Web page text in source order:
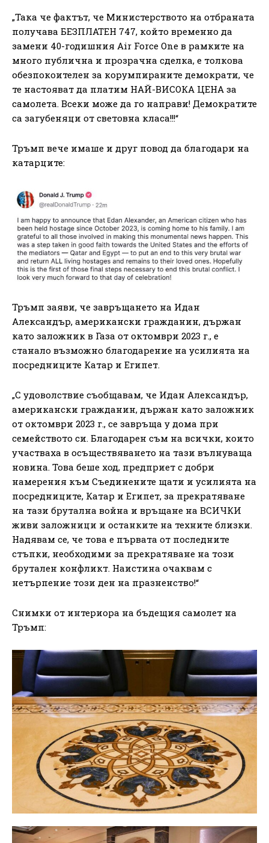
„Така че фактът, че Министерството на отбраната
получава БЕЗПЛАТЕН 747, който временно да
замени 40-годишния Air Force One в рамките на
много публична и прозрачна сделка, е толкова
обезпокоителен за корумпираните демократи, че
те настояват да платим НАЙ-ВИСОКА ЦЕНА за
самолета. Всеки може да го направи! Демократите
са загубеняци от световна класа!!!“
Тръмп вече имаше и друг повод да благодари на
катарците:
Тръмп заяви, че завръщането на Идан
Александър, американски гражданин, държан
като заложник в Газа от октомври 2023 г., е
станало възможно благодарение на усилията на
посредниците Катар и Египет.
„С удоволствие съобщавам, че Идан Александър,
американски гражданин, държан като заложник
от октомври 2023 г., се завръща у дома при
семейството си. Благодарен съм на всички, които
участваха в осъществяването на тази вълнуваща
новина. Това беше ход, предприет с добри
намерения към Съединените щати и усилията на
посредниците, Катар и Египет, за прекратяване
на тази брутална война и връщане на ВСИЧКИ
живи заложници и останките на техните близки.
Надявам се, че това е първата от последните
стъпки, необходими за прекратяване на този
брутален конфликт. Наистина очаквам с
нетърпение този ден на празненство!“
Снимки от интериора на бъдещия самолет на
Тръмп: